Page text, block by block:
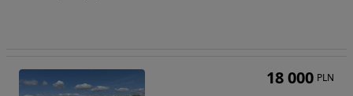
18 000 PLN